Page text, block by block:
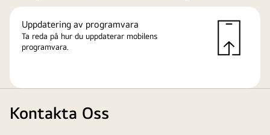
Uppdatering av programvara
Ta reda på hur du uppdaterar mobilens
programvara.
Kontakta Oss